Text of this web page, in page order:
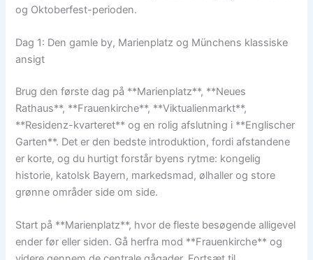
og Oktoberfest-perioden.
Dag 1: Den gamle by, Marienplatz og Münchens klassiske
ansigt
Brug den første dag på **Marienplatz**, **Neues
Rathaus**, **Frauenkirche**, **Viktualienmarkt**,
**Residenz-kvarteret** og en rolig afslutning i **Englischer
Garten**. Det er den bedste introduktion, fordi afstandene
er korte, og du hurtigt forstår byens rytme: kongelig
historie, katolsk Bayern, markedsmad, ølhaller og store
grønne områder side om side.
Start på **Marienplatz**, hvor de fleste besøgende alligevel
ender før eller siden. Gå herfra mod **Frauenkirche** og